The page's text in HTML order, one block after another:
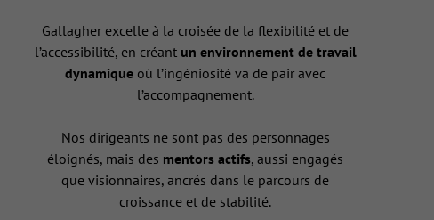
Gallagher excelle à la croisée de la flexibilité et de
l’accessibilité, en créant un environnement de travail
dynamique où l’ingéniosité va de pair avec
l’accompagnement.
Nos dirigeants ne sont pas des personnages
éloignés, mais des mentors actifs, aussi engagés
que visionnaires, ancrés dans le parcours de
croissance et de stabilité.